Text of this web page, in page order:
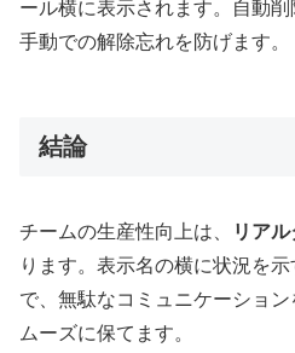
ール横に表示されます。自動削
手動での解除忘れを防げます。
結論
チームの生産性向上は、 リア
ります。表示名の横に状況を
で、無駄なコミュニケーショ
ムーズに保てます。